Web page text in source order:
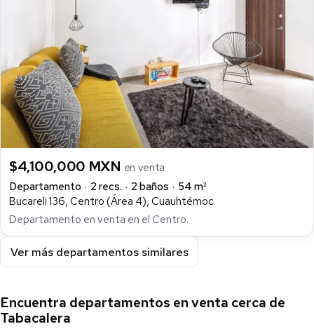
$4,100,000 MXN en venta
Departamento
2 recs. 2 baños
54 m²
Bucareli 136, Centro (Área 4), Cuauhtémoc
Departamento en venta en el Centro.
Ver más departamentos similares
Encuentra departamentos en venta cerca de
Tabacalera